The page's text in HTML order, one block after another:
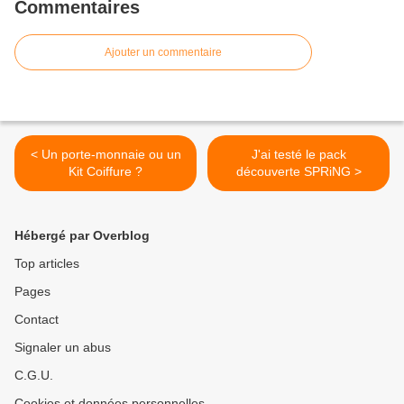
Commentaires
Ajouter un commentaire
< Un porte-monnaie ou un
Kit Coiffure ?
J'ai testé le pack
découverte SPRiNG >
Hébergé par Overblog
Top articles
Pages
Contact
Signaler un abus
C.G.U.